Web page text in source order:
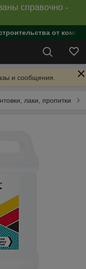
справочно -
от
и сообщения.
лаки, пропитки